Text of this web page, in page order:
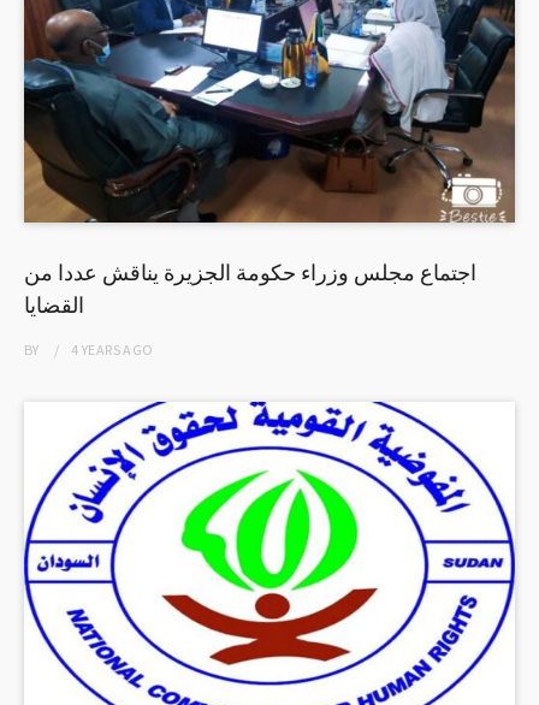
اجتماع مجلس وزراء حكومة الجزيرة يناقش عددا من
القضايا
BY 4 YEARSAGO